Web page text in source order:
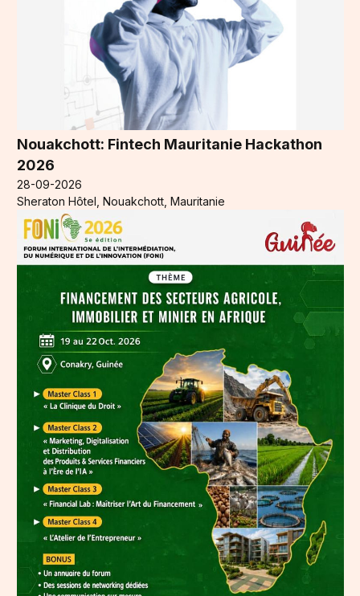
Nouakchott: Fintech Mauritanie Hackathon
2026
28-09-2026
Sheraton Hôtel, Nouakchott, Mauritanie